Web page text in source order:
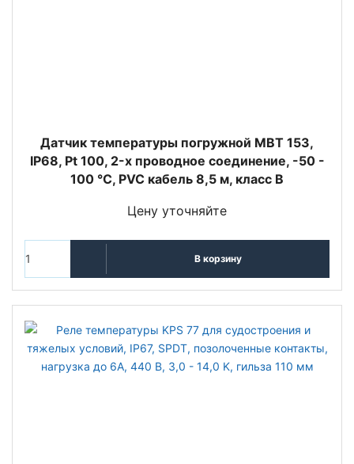
Датчик температуры погружной MBT 153,
IP68, Pt 100, 2-х проводное соединение, -50 -
100 °C, PVC кабель 8,5 м, класс В
Цену уточняйте
В корзину